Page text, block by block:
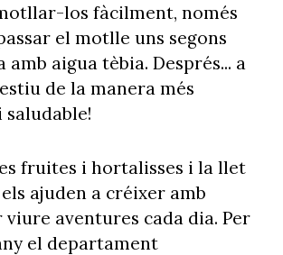
los fàcilment, només
el motlle uns segons
amb aigua tèbia. Després... a
de la manera més
fruites i hortalisses i la llet
ajuden a créixer amb
viure aventures cada dia. Per
el departament